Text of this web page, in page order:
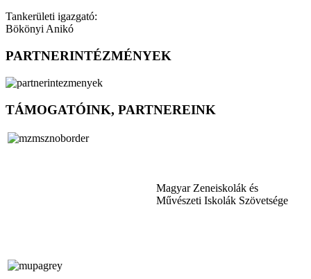
Tankerületi igazgató:
Bökönyi Anikó
PARTNERINTÉZMÉNYEK
TÁMOGATÓINK, PARTNEREINK
Magyar Zeneiskolák és
Művészeti Iskolák Szövetsége